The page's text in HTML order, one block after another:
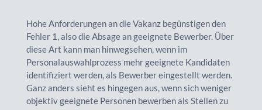
Hohe Anforderungen an die Vakanz begünstigen den
Fehler 1, also die Absage an geeignete Bewerber. Über
diese Art kann man hinwegsehen, wenn im
Personalauswahlprozess mehr geeignete Kandidaten
identifiziert werden, als Bewerber eingestellt werden.
Ganz anders sieht es hingegen aus, wenn sich weniger
objektiv geeignete Personen bewerben als Stellen zu